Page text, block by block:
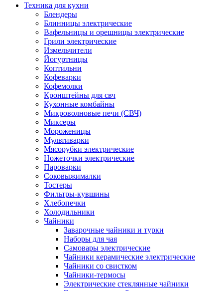
Техника для кухни
Блендеры
Блинницы электрические
Вафельницы и орешницы электрические
Грили электрические
Измельчители
Йогуртницы
Коптильни
Кофеварки
Кофемолки
Кронштейны для свч
Кухонные комбайны
Микроволновые печи (СВЧ)
Миксеры
Мороженицы
Мультиварки
Мясорубки электрические
Ножеточки электрические
Пароварки
Соковыжималки
Тостеры
Фильтры-кувшины
Хлебопечки
Холодильники
Чайники
Заварочные чайники и турки
Наборы для чая
Самовары электрические
Чайники керамические электрические
Чайники со свистком
Чайники-термосы
Электрические стеклянные чайники